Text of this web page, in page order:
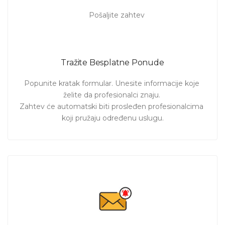
Tražite Besplatne Ponude
Popunite kratak formular. Unesite informacije koje
želite da profesionalci znaju.
Zahtev će automatski biti prosleđen profesionalcima
koji pružaju određenu uslugu.